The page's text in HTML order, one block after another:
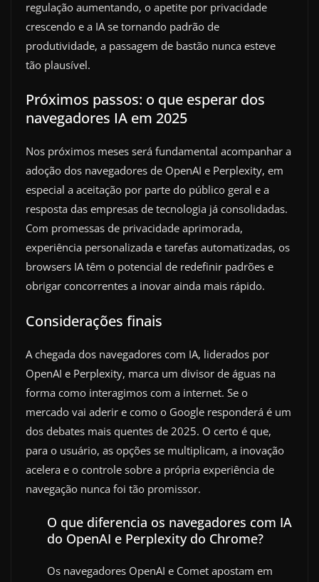
regulação aumentando, o apetite por privacidade
crescendo e a IA se tornando padrão de
produtividade, a passagem de bastão nunca esteve
tão plausível.
Próximos passos: o que esperar dos
navegadores IA em 2025
Nos próximos meses será fundamental acompanhar a
adoção dos navegadores de OpenAI e Perplexity, em
especial a aceitação por parte do público geral e a
resposta das empresas de tecnologia já consolidadas.
Com promessas de privacidade aprimorada,
experiência personalizada e tarefas automatizadas, os
browsers IA têm o potencial de redefinir padrões e
obrigar concorrentes a inovar ainda mais rápido.
Considerações finais
A chegada dos navegadores com IA, liderados por
OpenAI e Perplexity, marca um divisor de águas na
forma como interagimos com a internet. Se o
mercado vai aderir e como o Google responderá é um
dos debates mais quentes de 2025. O certo é que,
para o usuário, as opções se multiplicam, a inovação
acelera e o controle sobre a própria experiência de
navegação nunca foi tão promissor.
O que diferencia os navegadores com IA
do OpenAI e Perplexity do Chrome?
Os navegadores OpenAI e Comet apostam em